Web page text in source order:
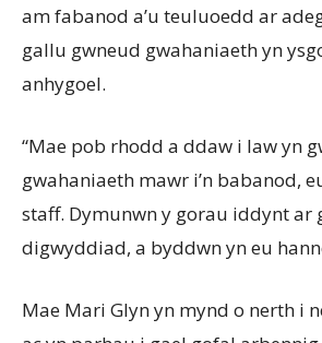
am fabanod a’u teuluoedd ar
gallu gwneud gwahaniaeth yn
anhygoel.
“Mae pob rhodd a ddaw i law yn
gwahaniaeth mawr i’n babanod,
staff. Dymunwn y gorau iddynt ar
digwyddiad, a byddwn yn eu
Mae Mari Glyn yn mynd o nerth i